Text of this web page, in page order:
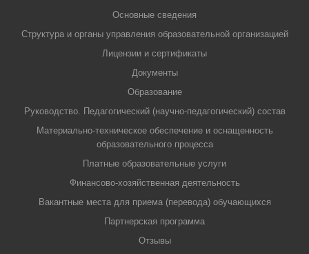
Основные сведения
Структура и органы управления образовательной организацией
Лицензии и сертификаты
Документы
Образование
Руководство. Педагогический (научно-педагогический) состав
Материально-техническое обеспечение и оснащенность
образовательного процесса
Платные образовательные услуги
Финансово-хозяйственная деятельность
Вакантные места для приема (перевода) обучающихся
Партнерская программа
Отзывы